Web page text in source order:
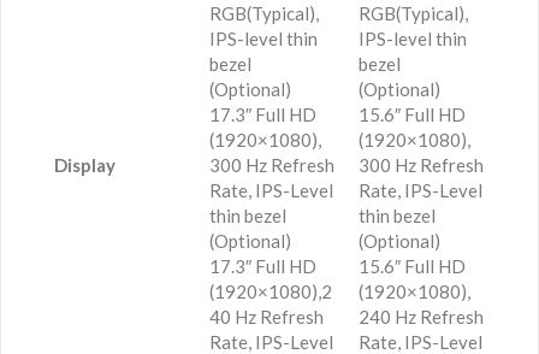
Display
RGB(Typical),
IPS-level thin
bezel
(Optional)
17.3″ Full HD
(1920×1080),
300 Hz Refresh
Rate, IPS-Level
thin bezel
(Optional)
17.3″ Full HD
(1920×1080),2
40 Hz Refresh
Rate, IPS-Level
RGB(Typical),
IPS-level thin
bezel
(Optional)
15.6″ Full HD
(1920×1080),
300 Hz Refresh
Rate, IPS-Level
thin bezel
(Optional)
15.6″ Full HD
(1920×1080),
240 Hz Refresh
Rate, IPS-Level